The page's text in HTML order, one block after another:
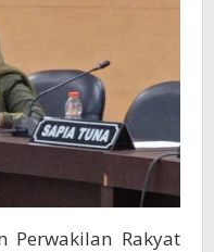
Perwakilan Rakyat